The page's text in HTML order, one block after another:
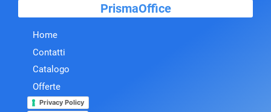
PrismaOffice
Home
Contatti
Catalogo
Offerte
Privacy Policy